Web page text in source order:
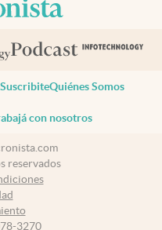
SuscribiteQuiénes Somos
con nosotros
reservados
3270